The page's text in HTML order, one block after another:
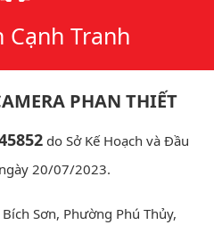
Cạnh Tranh
PHAN THIẾT
do Sở Kế Hoạch và Đầu
20/07/2023.
Sơn, Phường Phú Thủy,